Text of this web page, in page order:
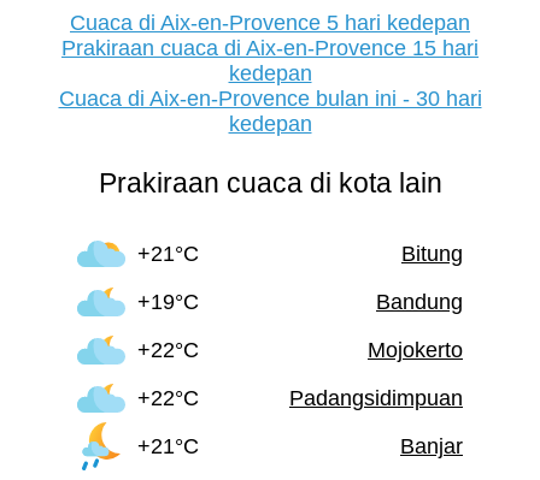
Cuaca di Aix-en-Provence 5 hari kedepan
Prakiraan cuaca di Aix-en-Provence 15 hari
kedepan
Cuaca di Aix-en-Provence bulan ini - 30 hari
kedepan
Prakiraan cuaca di kota lain
+21°C
Bitung
+19°C
Bandung
+22°C
Mojokerto
+22°C
Padangsidimpuan
+21°C
Banjar